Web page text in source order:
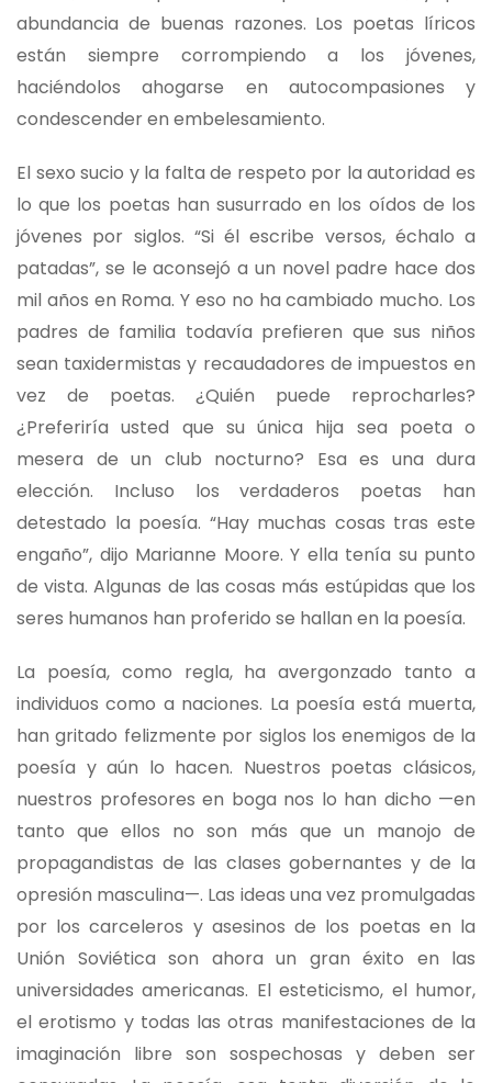
abundancia de buenas razones. Los poetas líricos
están siempre corrompiendo a los jóvenes,
haciéndolos ahogarse en autocompasiones y
condescender en embelesamiento.
El sexo sucio y la falta de respeto por la autoridad es
lo que los poetas han susurrado en los oídos de los
jóvenes por siglos. “Si él escribe versos, échalo a
patadas”, se le aconsejó a un novel padre hace dos
mil años en Roma. Y eso no ha cambiado mucho. Los
padres de familia todavía prefieren que sus niños
sean taxidermistas y recaudadores de impuestos en
vez de poetas. ¿Quién puede reprocharles?
¿Preferiría usted que su única hija sea poeta o
mesera de un club nocturno? Esa es una dura
elección. Incluso los verdaderos poetas han
detestado la poesía. “Hay muchas cosas tras este
engaño”, dijo Marianne Moore. Y ella tenía su punto
de vista. Algunas de las cosas más estúpidas que los
seres humanos han proferido se hallan en la poesía.
La poesía, como regla, ha avergonzado tanto a
individuos como a naciones. La poesía está muerta,
han gritado felizmente por siglos los enemigos de la
poesía y aún lo hacen. Nuestros poetas clásicos,
nuestros profesores en boga nos lo han dicho —en
tanto que ellos no son más que un manojo de
propagandistas de las clases gobernantes y de la
opresión masculina—. Las ideas una vez promulgadas
por los carceleros y asesinos de los poetas en la
Unión Soviética son ahora un gran éxito en las
universidades americanas. El esteticismo, el humor,
el erotismo y todas las otras manifestaciones de la
imaginación libre son sospechosas y deben ser